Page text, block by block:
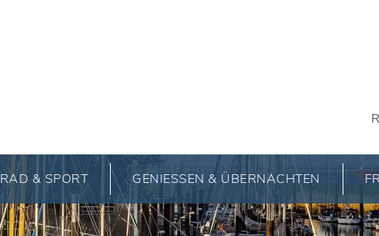
RAD & SPORT GENIESSEN & ÜBERNACHTEN